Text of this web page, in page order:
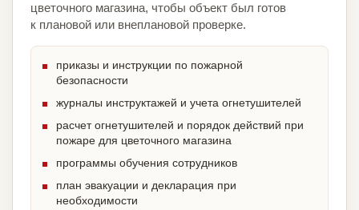
цветочного магазина, чтобы объект был готов
к плановой или внеплановой проверке.
приказы и инструкции по пожарной
безопасности
журналы инструктажей и учета огнетушителей
расчет огнетушителей и порядок действий при
пожаре для цветочного магазина
программы обучения сотрудников
план эвакуации и декларация при
необходимости